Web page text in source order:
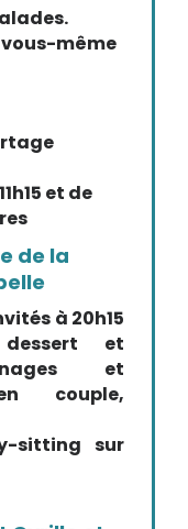
vous-même
et de
de la
à 20h15
et
et
couple,
sitting sur